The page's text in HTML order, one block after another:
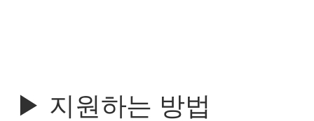
▶ 지원하는 방법